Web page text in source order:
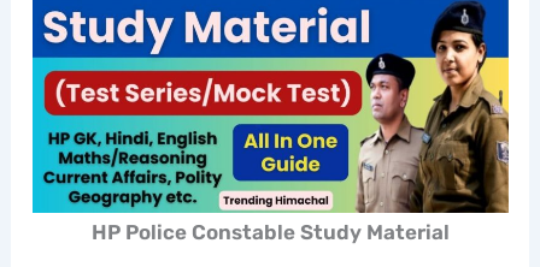
HP Police Constable Study Material